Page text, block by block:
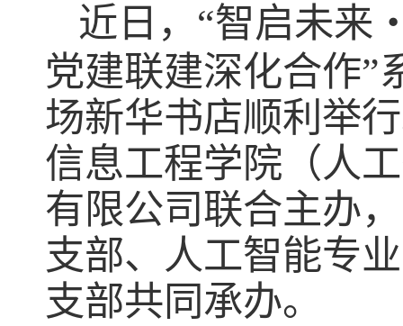
近日， “智启未来
党建联建深化合作”
场新华书店顺利举
信息工程学院（人
有限公司联合主办
支部、人工智能专
支部共同承办。